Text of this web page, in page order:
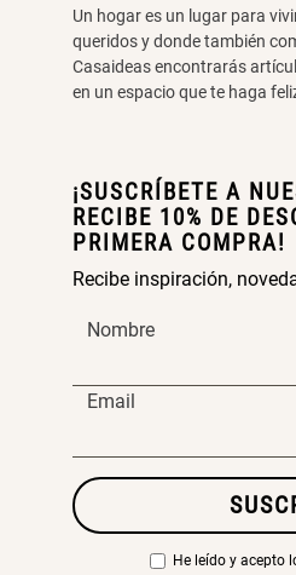
Un hogar es un lugar para
queridos y donde también
Casaideas encontrarás
en un espacio que te haga
¡SUSCRÍBETE A
RECIBE 10% DE
PRIMERA COMPRA!
Recibe inspiración,
Nombre
Email
He leído y acepto